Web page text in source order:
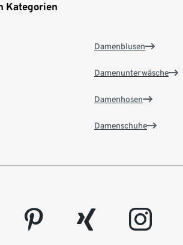
Kategorien
Damenblusen
Damenunterwäsche
Damenhosen
Damenschuhe
pinterest xing instagram